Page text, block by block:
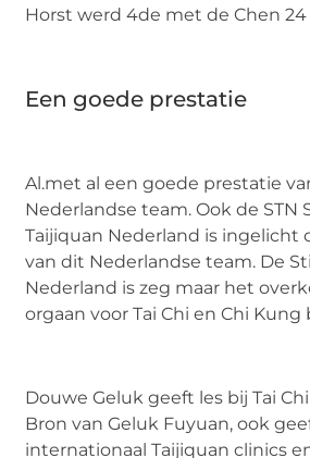
Horst werd 4de met de Chen 24
Een goede prestatie
Al.met al een goede prestatie
Nederlandse team. Ook de STN
Taijiquan Nederland is ingelicht
van dit Nederlandse team. De
Nederland is zeg maar het
orgaan voor Tai Chi en Chi Kung
Douwe Geluk geeft les bij Tai
Bron van Geluk Fuyuan, ook
internationaal Taijiquan clinics